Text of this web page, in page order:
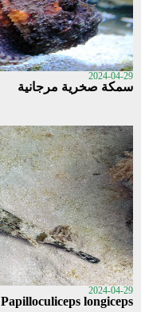
2024-04-29
سمكة صخرية مرجانية
2024-04-29
Papilloculiceps longiceps